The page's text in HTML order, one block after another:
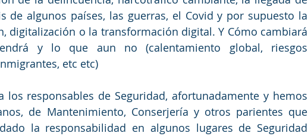
de algunos países, las guerras, el Covid y por supuesto la
digitalización o la transformación digital. Y Cómo cambiará
y lo que aun no (calentamiento global, riesgos
etc etc)
los responsables de Seguridad, afortunadamente y hemos
de Mantenimiento, Conserjería y otros parientes que
la responsabilidad en algunos lugares de Seguridad